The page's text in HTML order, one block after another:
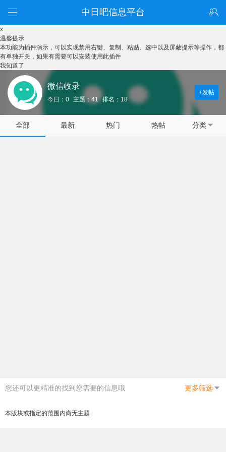
中日吧信息平台
x
温馨提示
本功能为插件演示，可以实现禁用右键、复制、粘贴、选中以及屏蔽提示等操作，都
有单独开关，如果有需要可以安装使用此插件
我知道了
微信收录
今日：0 主题：41 排名：18
+发帖
全部 最新 热门 热帖 分类
您还可以更精准的找到您需要的信息哦 更多筛选
本版块或指定的范围内尚无主题